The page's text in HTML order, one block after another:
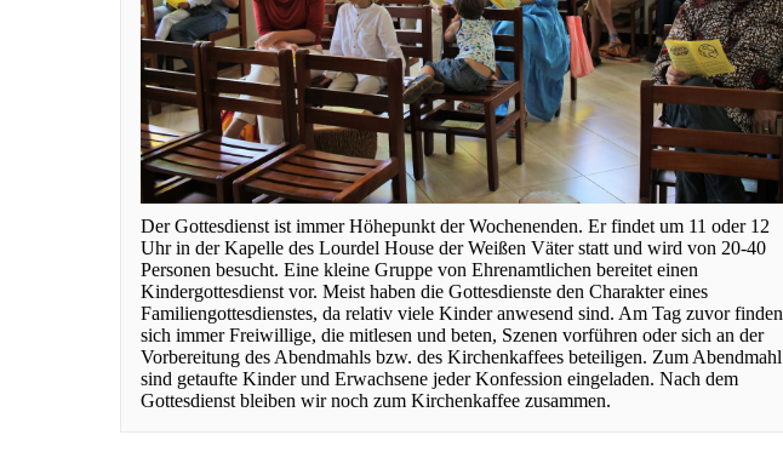
Der Gottesdienst ist immer Höhepunkt der Wochenenden. Er findet um 11 oder 12
Uhr in der Kapelle des Lourdel House der Weißen Väter statt und wird von 20-40
Personen besucht. Eine kleine Gruppe von Ehrenamtlichen bereitet einen
Kindergottesdienst vor. Meist haben die Gottesdienste den Charakter eines
Familiengottesdienstes, da relativ viele Kinder anwesend sind. Am Tag zuvor finden
sich immer Freiwillige, die mitlesen und beten, Szenen vorführen oder sich an der
Vorbereitung des Abendmahls bzw. des Kirchenkaffees beteiligen. Zum Abendmahl
sind getaufte Kinder und Erwachsene jeder Konfession eingeladen. Nach dem
Gottesdienst bleiben wir noch zum Kirchenkaffee zusammen.